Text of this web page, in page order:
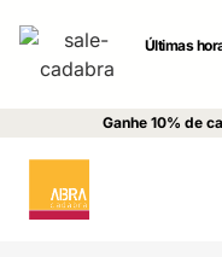
Últimas
Ganhe 10% de